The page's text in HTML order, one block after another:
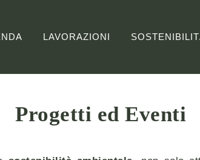
LAVORAZIONI
Progetti ed Eventi